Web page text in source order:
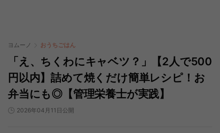
ヨムーノ おうちごはん
「え、ちくわにキャベツ？」【2人で500
円以内】詰めて焼くだけ簡単レシピ！お
弁当にも◎【管理栄養士が実践】
2026年04月11日公開